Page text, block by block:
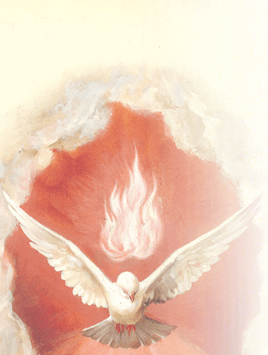
Acasa
Missal
Missal Duminical
Advent
Crăciun
Postul Mare
Timpul Pascal
Timpul de peste an – A
Timpul de peste an – B
Timpul de peste an – C
Solemnități și Sărbători
Missal Ferial
Timpul Adventului
Timpul Crăciunului
Postul Mare